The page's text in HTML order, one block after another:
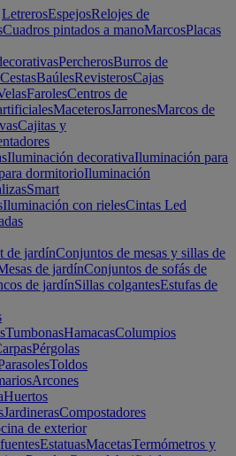
LetrerosEspejosRelojes de
Cuadros pintados a manoMarcosPlacas
PercherosBurros de
CestasBaúlesRevisterosCajas
FarolesCentros de
MaceterosJarronesMarcos de
Cajitas y
Iluminación decorativaIluminación para
dormitorioIluminación
Smart
Iluminación con rielesCintas Led
de jardínConjuntos de mesas y sillas de
de jardínConjuntos de sofás de
de jardínSillas colgantesEstufas de
TumbonasHamacasColumpios
Pérgolas
Toldos
Arcones
Huertos
JardinerasCompostadores
de exterior
EstatuasMacetasTermómetros y